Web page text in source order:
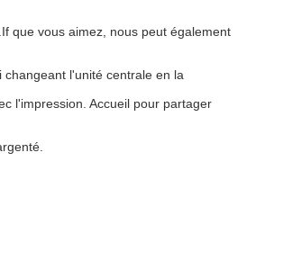
que vous aimez, nous peut également
l'unité centrale en la
l'impression. Accueil pour partager